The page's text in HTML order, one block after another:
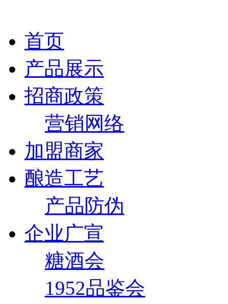
首页
产品展示
招商政策
营销网络
加盟商家
酿造工艺
产品防伪
企业广宣
糖酒会
1952品鉴会